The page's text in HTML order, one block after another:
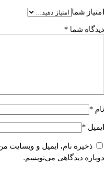
امتیاز شما
دیدگاه شما *
نام *
ایمیل *
ذخیره نام، ایمیل و وبسایت
دوباره دیدگاهی می‌نویسم.